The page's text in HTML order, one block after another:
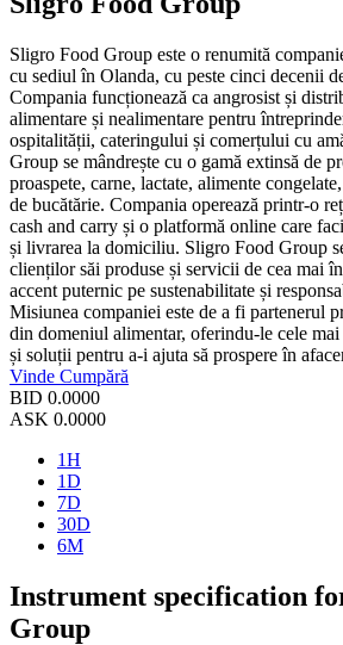
Sligro Food Group este o renumită
cu sediul în Olanda, cu peste cinci decenii
Compania funcționează ca angrosist și
alimentare și nealimentare pentru
ospitalității, cateringului și comerțului cu
Group se mândrește cu o gamă extinsă de
proaspete, carne, lactate, alimente
de bucătărie. Compania operează printr-o
cash and carry și o platformă online care
și livrarea la domiciliu. Sligro Food Group
clienților săi produse și servicii de cea mai
accent puternic pe sustenabilitate și
Misiunea companiei este de a fi partenerul
din domeniul alimentar, oferindu-le cele
și soluții pentru a-i ajuta să prospere în
Vinde Cumpără
BID 0.0000
ASK 0.0000
1H
1D
7D
30D
6M
Instrument specification
Group